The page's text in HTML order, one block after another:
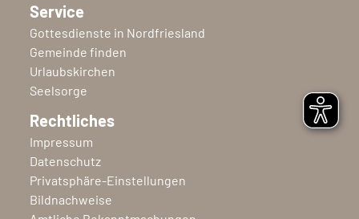
Service
Gottesdienste in Nordfriesland
Gemeinde finden
Urlaubskirchen
Seelsorge
Rechtliches
Impressum
Datenschutz
Privatsphäre-Einstellungen
Bildnachweise